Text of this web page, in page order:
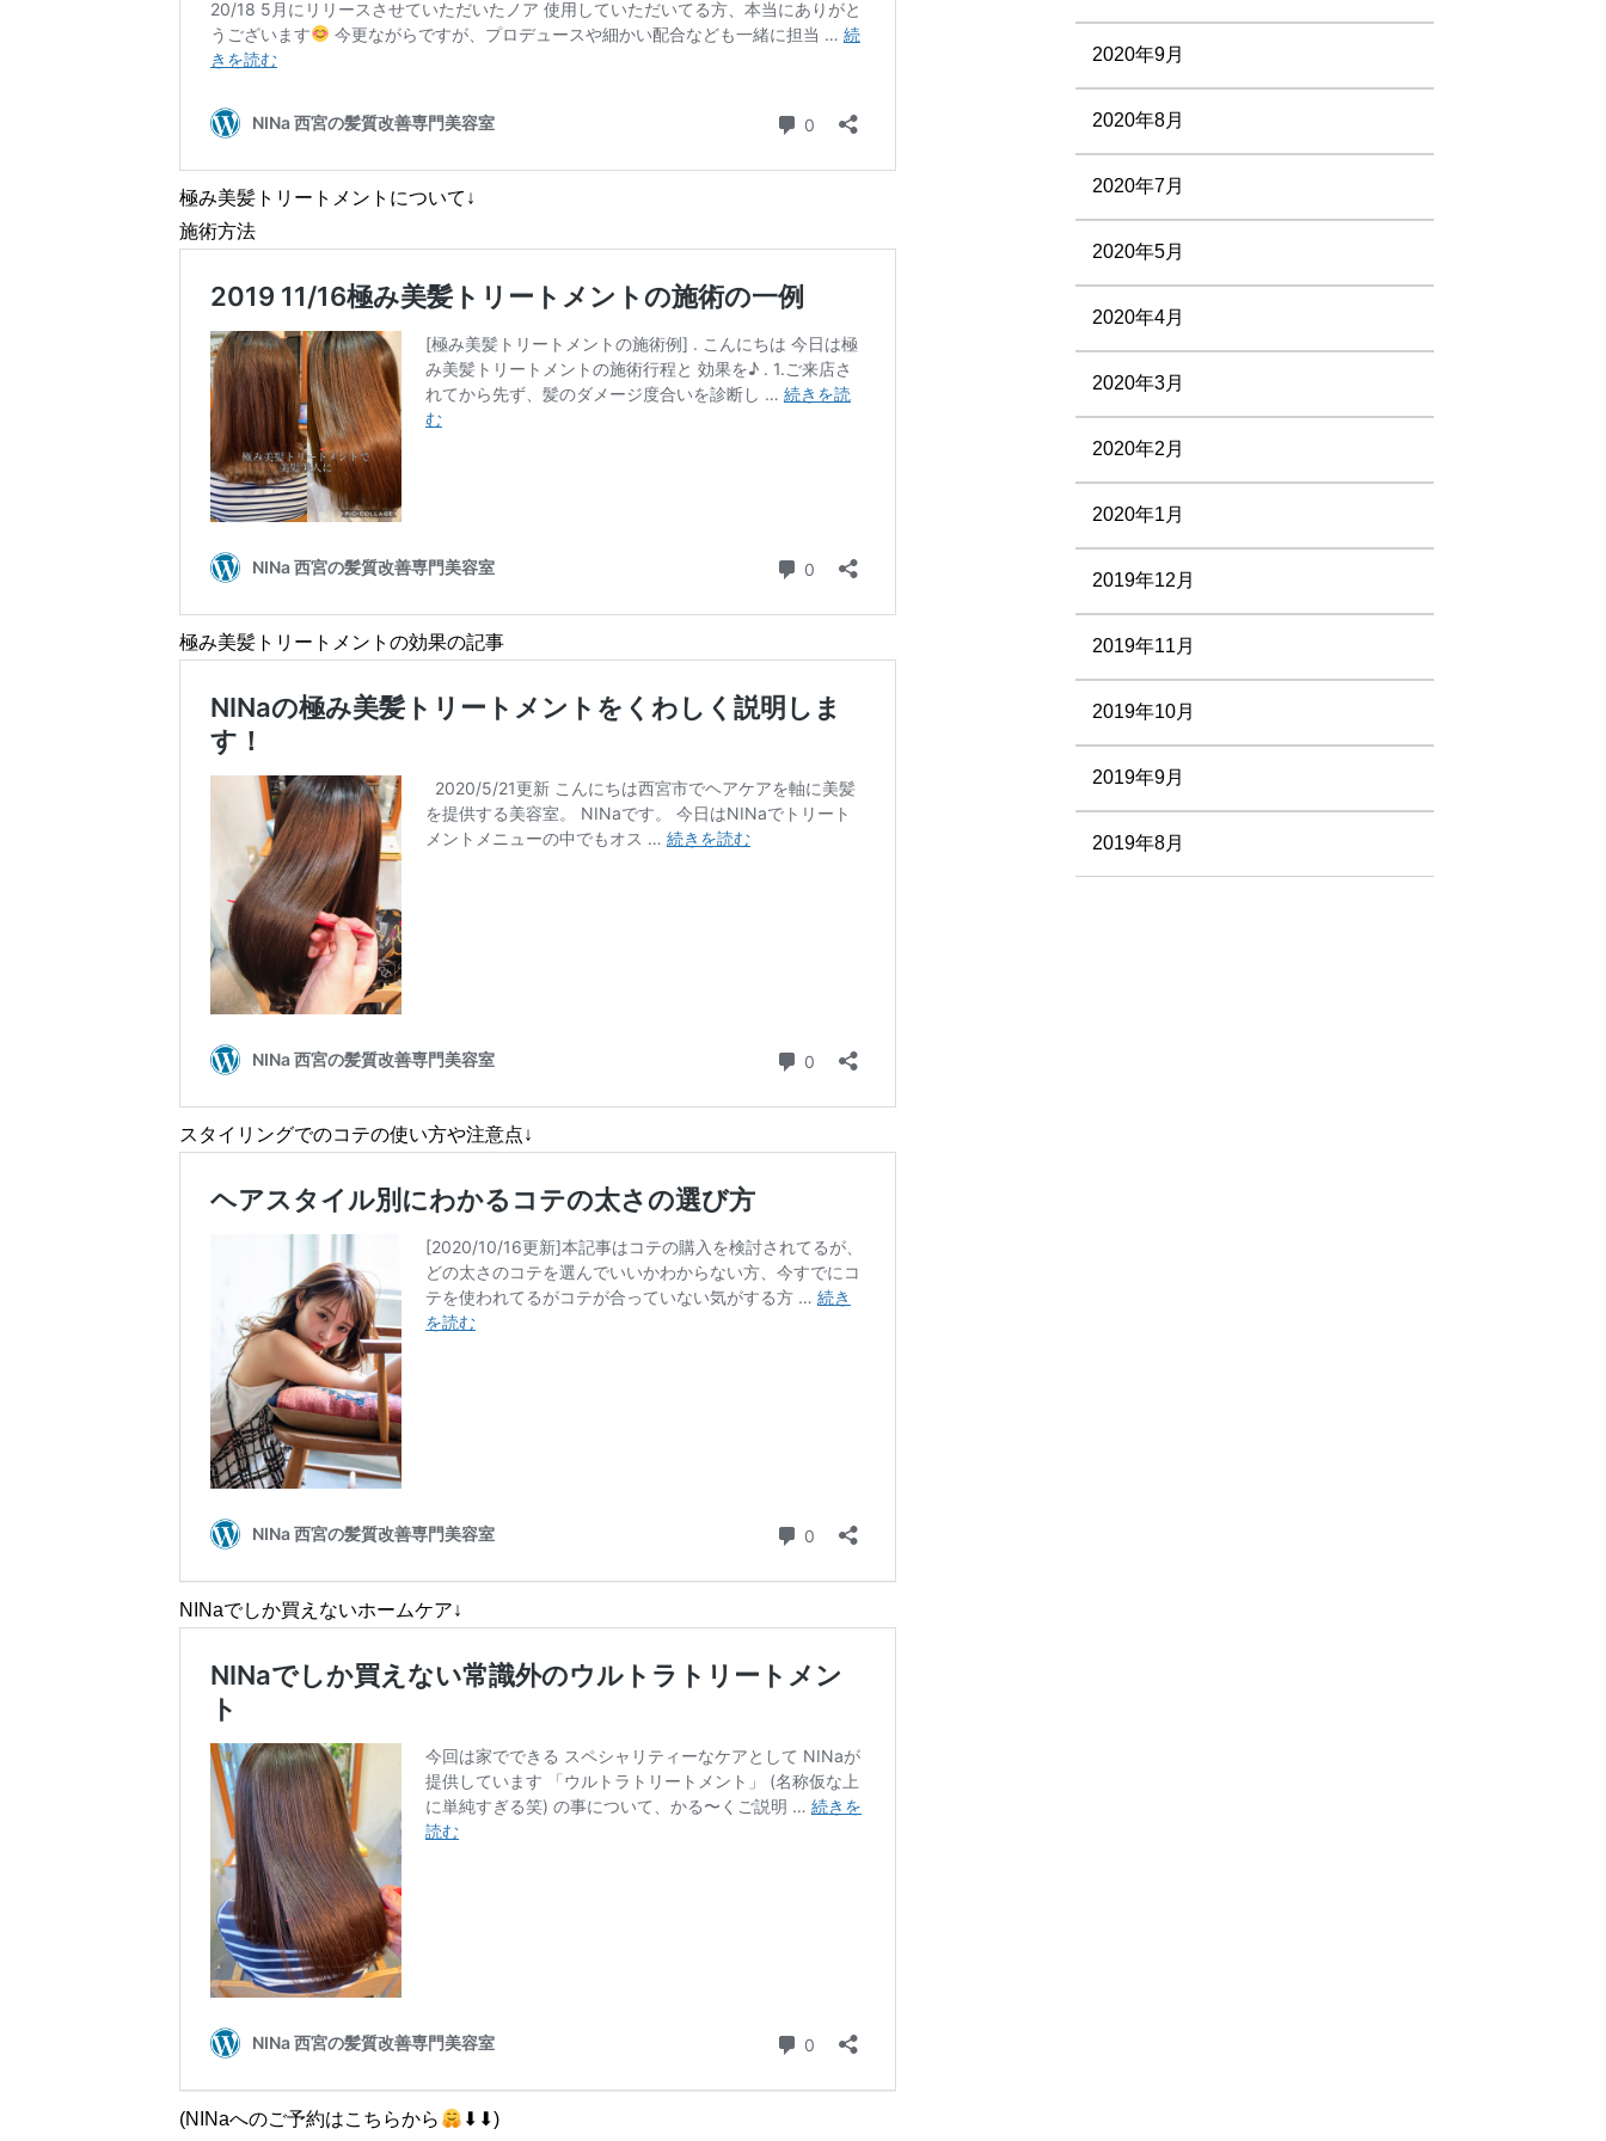
極み美髪トリートメントについて↓
施術方法
極み美髪トリートメントの効果の記事
スタイリングでのコテの使い方や注意点↓
NINaでしか買えないホームケア↓
(NINaへのご予約はこちらから ⬇︎⬇︎)
2020年9月
2020年8月
2020年7月
2020年5月
2020年4月
2020年3月
2020年2月
2020年1月
2019年12月
2019年11月
2019年10月
2019年9月
2019年8月